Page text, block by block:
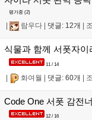
평가중 (2)
람우다 댓글: 12개
식물과 함께 서폿자이
11 / 14
| 화여월 | 댓글: 60개 |
Code One 서폿 감전
12 / 16